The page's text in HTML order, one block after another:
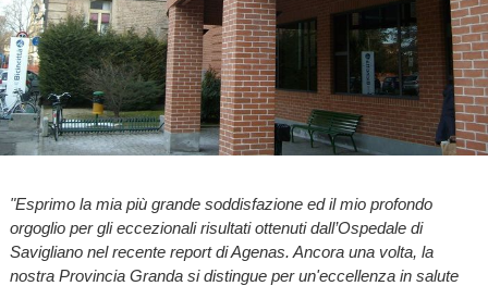
"Esprimo la mia più grande soddisfazione ed il mio profondo
orgoglio per gli eccezionali risultati ottenuti dall’Ospedale di
Savigliano nel recente report di Agenas. Ancora una volta, la
nostra Provincia Granda si distingue per un'eccellenza in salute